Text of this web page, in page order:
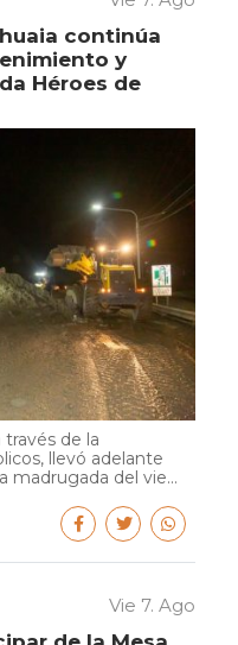
continúa
y
Héroes de
través de la
llevó adelante
madrugada del vie...
Vie 7. Ago